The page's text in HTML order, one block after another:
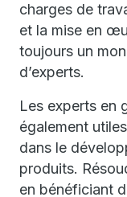
charges de
et la mise en
toujours un
d’experts.
Les experts en
également
dans le
produits.
en bénéficiant